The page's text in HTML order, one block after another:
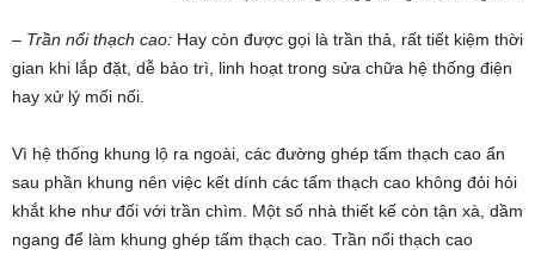
– Trần nổi thạch cao: Hay còn được gọi là trần thả, rất tiết kiệm thời
gian khi lắp đặt, dễ bảo trì, linh hoạt trong sửa chữa hệ thống điện
hay xử lý mối nối.
Vì hệ thống khung lộ ra ngoài, các đường ghép tấm thạch cao ẩn
sau phần khung nên việc kết dính các tấm thạch cao không đỏi hỏi
khắt khe như đối với trần chìm. Một số nhà thiết kế còn tận xà, dầm
ngang để làm khung ghép tấm thạch cao. Trần nổi thạch cao